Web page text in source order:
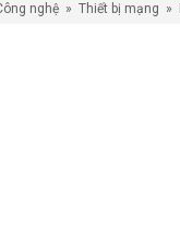
nghệ » Thiết bị mạng »